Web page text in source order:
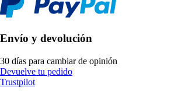
Envío y devolución
30 días para cambiar de opinión
Devuelve tu pedido
Trustpilot